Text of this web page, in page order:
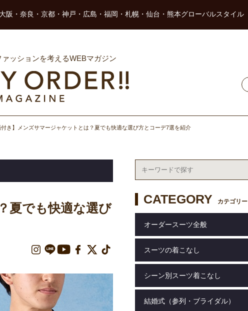
阪・奈良・京都・神戸・広島・福岡・札幌・仙台・熊本グローバルスタイル
ッションを考えるWEBマガジン
付き】メンズサマージャケットとは？夏でも快適な選び方とコーデ7選を紹介
夏でも快適な選び
CATEGORY カテゴリー
オーダースーツ全般
スーツの着こなし
シーン別スーツ着こなし
結婚式（参列・ブライダル）